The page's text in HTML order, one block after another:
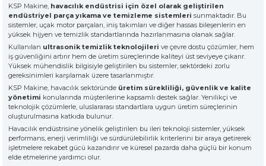
KSP Machine'a ait olup izinsiz kullanımı hukuki yaptırıma tabidir.
» Medya Merkezi
» Referanslar
» 3D Design
» Üretim
» Kariyer
» İletişim
özel müşteriler için, nitelikli çözümler
premium solitions for premium
customers
KSP Makine, havacılık endüstrisi için özel olarak geliştirilen
endüstriyel parça yıkama ve temizleme sistemleri sunmaktadır. Bu
sistemler, uçak motor parçaları, iniş takımları ve diğer hassas bileşenlerin en
yüksek hijyen ve temizlik standartlarında hazırlanmasına olanak sağlar.
Kullanılan ultrasonik temizlik teknolojileri ve çevre dostu çözümler, hem
iş güvenliğini artırır hem de üretim süreçlerinde kaliteyi üst seviyeye çıkarır.
Yüksek mühendislik bilgisiyle geliştirilen bu sistemler, sektördeki zorlu
gereksinimleri karşılamak üzere tasarlanmıştır.
KSP Makine, havacılık sektöründe üretim sürekliliği, güvenlik ve kalite
yönetimi konularında müşterilerine kapsamlı destek sağlar. Yenilikçi ve
teknolojik çözümlerle, uluslararası standartlara uygun üretim süreçlerinin
oluşturulmasına katkıda bulunur.
Havacılık endüstrisine yönelik geliştirilen bu ileri teknoloji sistemler, yüksek
performans, enerji verimliliği ve sürdürülebilirlik kriterlerini bir araya getirerek
işletmelere rekabet gücü kazandırır ve küresel pazarda daha güçlü bir konum
elde etmelerine yardımcı olur.